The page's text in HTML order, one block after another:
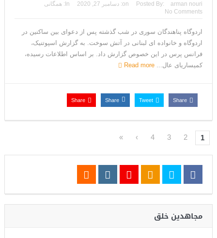
Posted By: arman nouri
on: دسامبر 27, 2020 In:
همگانی
No Comments
اردوگاه پناهندگان سوری در شب گذشته پس از دعوای بین ساکنین در
اردوگاه و خانواده ای لبنانی در آتش سوخت. به گزارش اسپوتنیک،
فرانس پرس در این خصوص گزارش داد. بر اساس اطلاعات رسیده،
کمیساریای عال... Read more
Share
Tweet
Share
Share
1
2
3
4
›
»
مجاهدین خلق